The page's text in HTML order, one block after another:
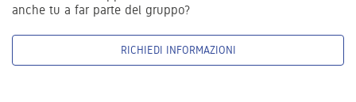
anche tu a far parte del gruppo?
RICHIEDI INFORMAZIONI